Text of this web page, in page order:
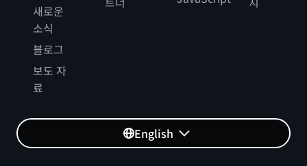
새로운
소식
블로그
보도 자
료
English